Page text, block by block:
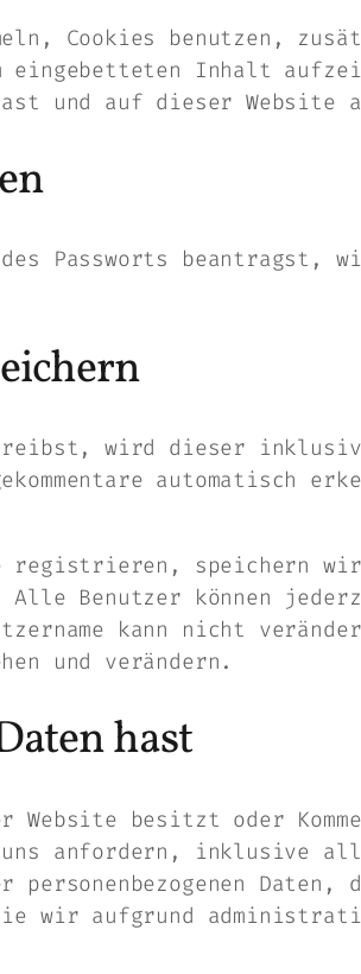
Cookies benutzen,
eingebetteten Inhalt
und auf dieser Website
des Passworts
wird dieser
automatisch
registrieren, speichern
Benutzer können
kann nicht
und verändern.
hast
Website besitzt oder
uns anfordern,
personenbezogenen
wir aufgrund